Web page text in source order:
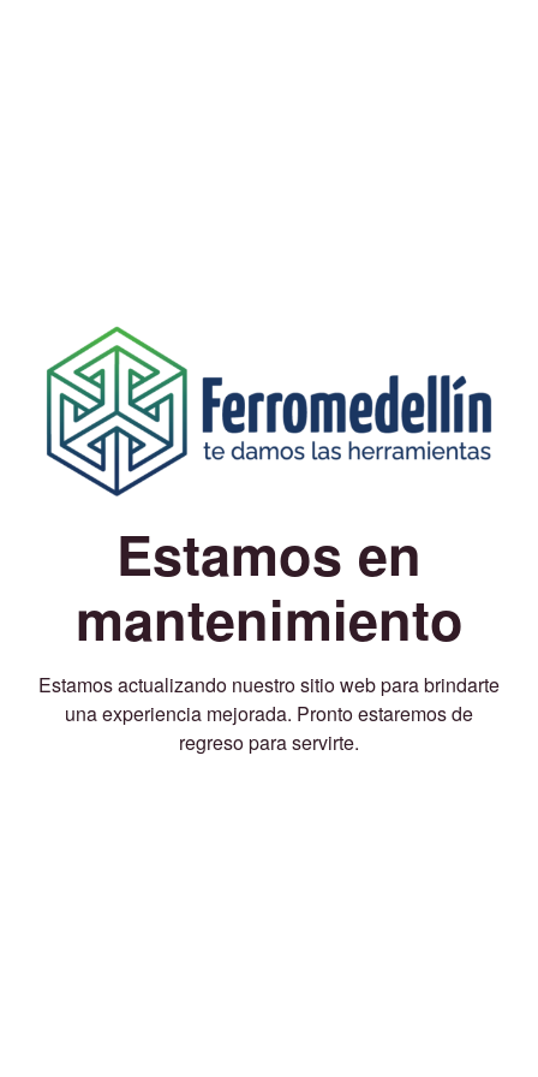
Estamos en
mantenimiento
Estamos actualizando nuestro sitio web para brindarte
una experiencia mejorada. Pronto estaremos de
regreso para servirte.